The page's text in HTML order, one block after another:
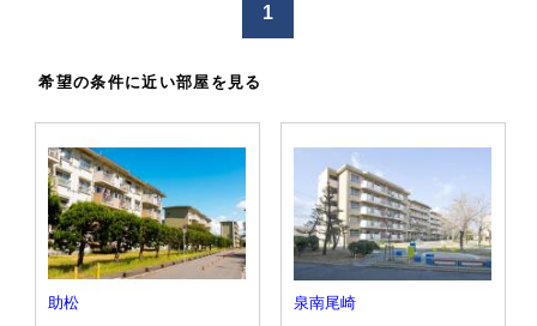
1
希望の条件に近い部屋を見る
助松 泉南尾崎